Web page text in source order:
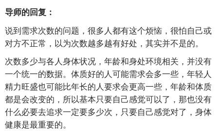
导师的回复：
说到需求次数的问题，很多人都有这个烦恼，很怕自己或
对方不正常，以为次数越多越有好处，其实并不是的。
次数多少与各人身体状况，年龄和身处环境相关，并没有
一个统一的数据。体质好的人可能需求会多一些，年轻人
精力旺盛也可能比年长的人要求会更高一些，年龄和体质
都是会改变的，所以基本只要自己感觉可以了，那也没有
什么必要去追求一定要多少次，只要自己感觉对了，身体
健康是最重要的。